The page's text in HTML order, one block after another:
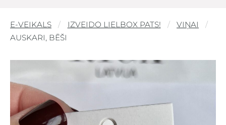
E-VEIKALS IZVEIDO LIELBOX PATS!
VIŅAI
AUSKARI, BĒŠI